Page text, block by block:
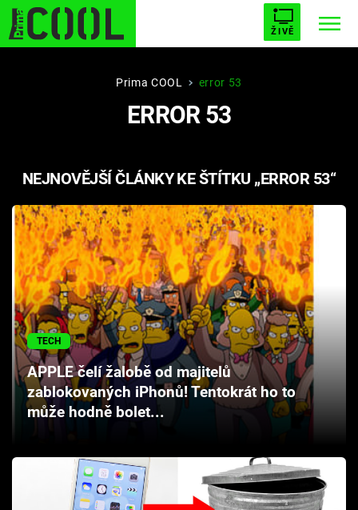
ŽIVĚ
STARHOUSE BUFFY, PŘEMOŽITELKA UPÍRŮ
PLNEJ KOTEL AVENGERS 5
Témata
Filmy
Seriály
Hry
Cool Esport
Pořady
TV Program
Sledujte prima+
Prima COOL error 53
ERROR 53
NEJNOVĚJŠÍ ČLÁNKY KE ŠTÍTKU „ERROR 53“
TECH
APPLE čelí žalobě od majitelů
zablokovaných iPhonů! Tentokrát ho to
může hodně bolet...